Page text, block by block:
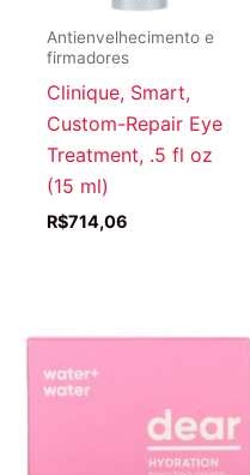
Antienvelhecimento e
firmadores
Clinique, Smart,
Custom-Repair Eye
Treatment, .5 fl oz
(15 ml)
R$714,06